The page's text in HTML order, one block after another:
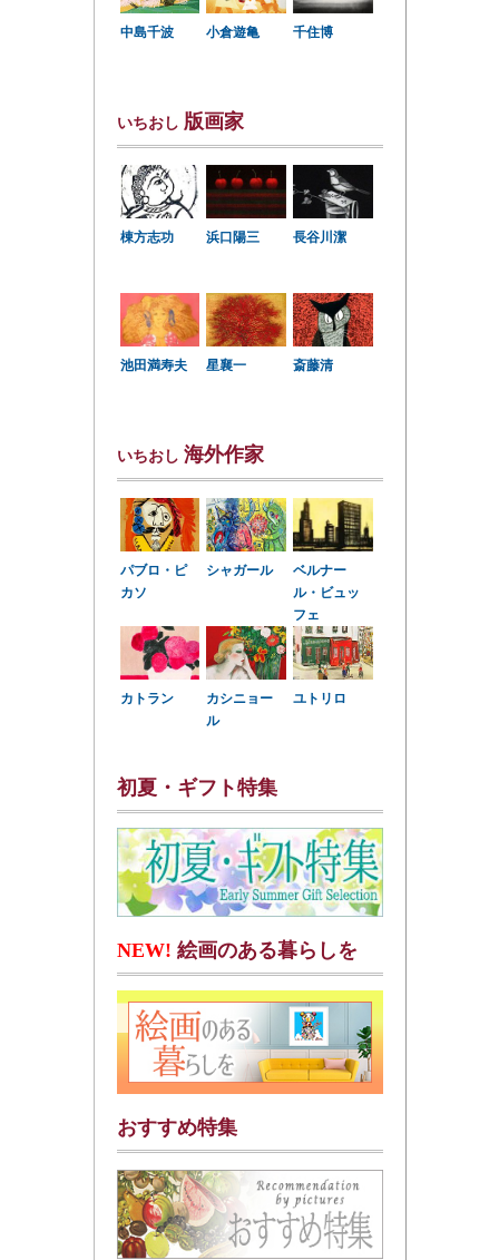
中島千波 小倉遊亀 千住博
いちおし 版画家
棟方志功 浜口陽三 長谷川潔
池田満寿夫 星襄一 斎藤清
いちおし 海外作家
パブロ・ピ
カソ
シャガール
ベルナー
ル・ビュッ
フェ
カトラン
カシニョー
ル
ユトリロ
初夏・ギフト特集
NEW! 絵画のある暮らしを
おすすめ特集